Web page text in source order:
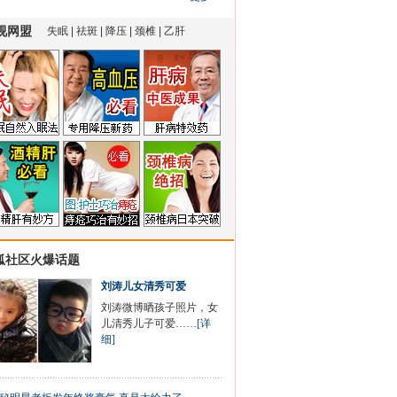
社区火爆话题
刘涛儿女清秀可爱
刘涛微博晒孩子照片，女
儿清秀儿子可爱……[详
细]